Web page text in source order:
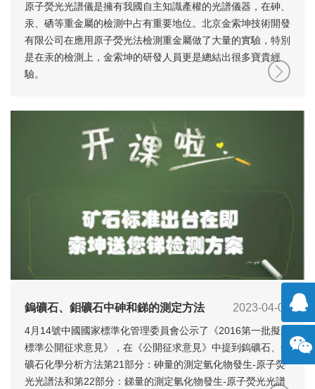
原子熒光光譜儀是擁有我國自主知識產權的光譜儀器，在砷、
汞、硒等重金屬的檢測中占有重要地位。北京金索坤技術開發
有限公司在應用原子熒光法檢測重金屬做了大量的實驗，特別
是在汞的檢測上，金索坤的研發人員更是總結出很多寶貴經
驗。
2023-04-08
鎢礦石、鉬礦石中砷和銻的測定方法
4月14號中國國家標準化管理委員會公示了《2016第一批擬立
標準公開征求意見》，在《公開征求意見》中提到鎢礦石、鉬
礦石化學分析方法第21部分：砷量的測定氫化物發生-原子熒
光光譜法和第22部分：銻量的測定氫化物發生-原子熒光光譜
擊咨